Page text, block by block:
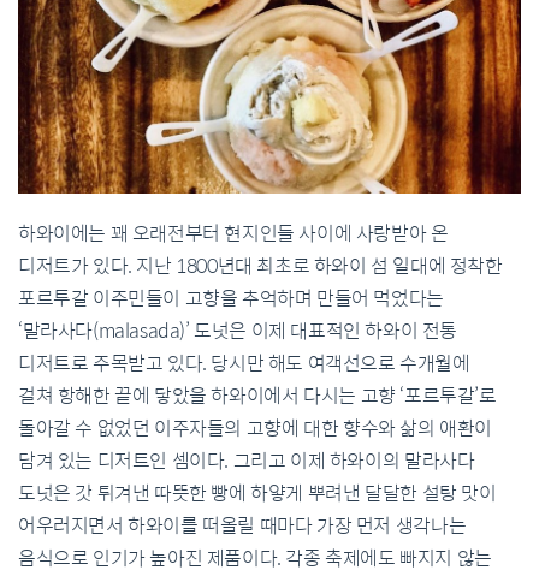
하와이에는 꽤 오래전부터 현지인들 사이에 사랑받아 온
디저트가 있다. 지난 1800년대 최초로 하와이 섬 일대에 정착한
포르투갈 이주민들이 고향을추억하며 만들어 먹었다는
‘말라사다(malasada)’도넛은 이제 대표적인 하와이 전통
디저트로주목받고 있다. 당시만해도 여객선으로 수개월에
걸쳐 항해한 끝에 닿았을 하와이에서 다시는 고향 ‘포르투갈’로
돌아갈 수 없었던 이주자들의 고향에 대한 향수와 삶의 애환이
담겨 있는 디저트인 셈이다. 그리고 이제 하와이의 말라사다
도넛은 갓 튀겨낸 따뜻한 빵에 하얗게 뿌려낸 달달한 설탕 맛이
어우러지면서 하와이를 떠올릴 때마다 가장 먼저 생각나는
음식으로 인기가높아진 제품이다. 각종 축제에도 빠지지 않는